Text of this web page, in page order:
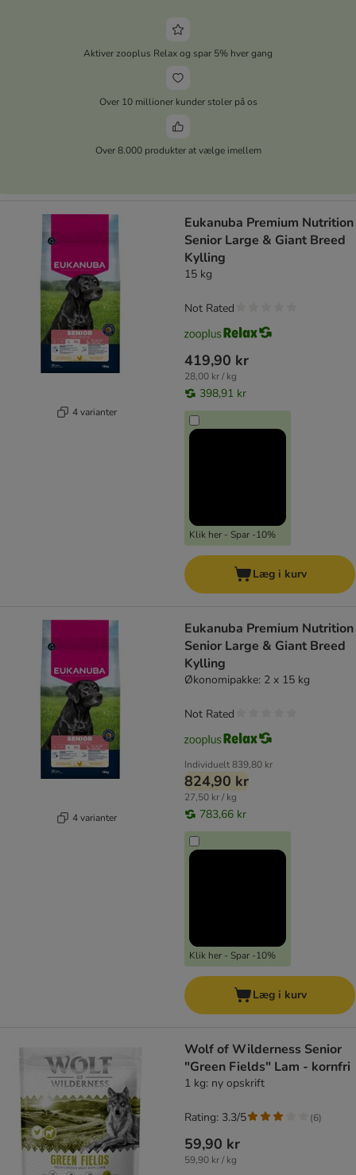
Aktiver zooplus Relax og spar 5% hver gang
Over 10 millioner kunder stoler på os
Over 8.000 produkter at vælge imellem
4 varianter
Eukanuba Premium Nutrition
Senior Large & Giant Breed
Kylling
15 kg
419,90 kr
28,00 kr / kg
398,91 kr
Klik her - Spar -10%
Not Rated
Læg i kurv
4 varianter
Eukanuba Premium Nutrition
Senior Large & Giant Breed
Kylling
Økonomipakke: 2 x 15 kg
Individuelt839,80 kr
824,90 kr
27,50 kr / kg
783,66 kr
Klik her - Spar -10%
Not Rated
Læg i kurv
Wolf of Wilderness Senior
"Green Fields" Lam - kornfri
1 kg: ny opskrift
59,90 kr
59,90 kr / kg
Rating: 3.3/5 (6)